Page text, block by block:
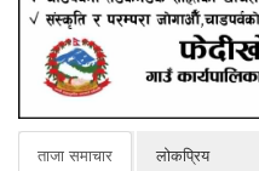
ताजा समाचार लोकप्रिय